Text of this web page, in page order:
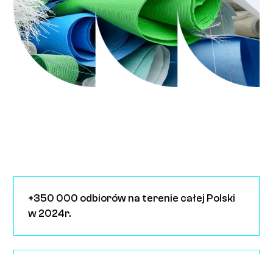
+350 000 odbiorów na terenie całej Polski
w 2024r.